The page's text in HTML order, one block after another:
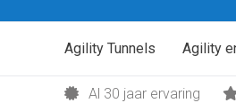
Agility Tunnels Agility
Al 30 jaar ervaring